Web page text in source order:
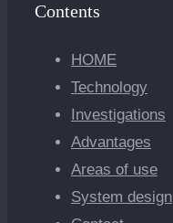
Contents
HOME
Technology
Investigations
Advantages
Areas of use
System design